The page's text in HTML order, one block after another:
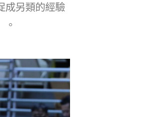
成另類的經驗
。